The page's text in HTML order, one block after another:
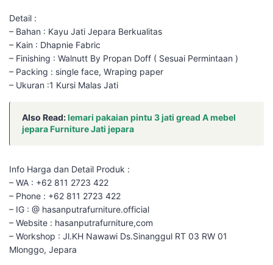
Detail :
– Bahan : Kayu Jati Jepara Berkualitas
– Kain : Dhapnie Fabric
– Finishing : Walnutt By Propan Doff ( Sesuai Permintaan )
– Packing : single face, Wraping paper
– Ukuran :1 Kursi Malas Jati
Also Read:lemari pakaian pintu 3 jati gread A mebel
jepara Furniture Jati jepara
Info Harga dan Detail Produk :
– WA : +62 811 2723 422
– Phone : +62 811 2723 422
– IG : @ hasanputrafurniture.official
– Website : hasanputrafurniture,com
– Workshop : Jl.KH Nawawi Ds.Sinanggul RT 03 RW 01
Mlonggo, Jepara